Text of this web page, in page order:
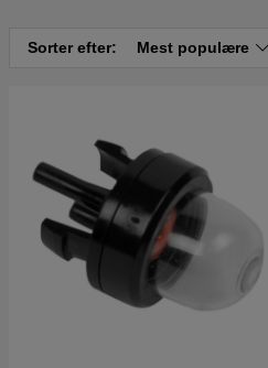
Sorter efter: Mest populære